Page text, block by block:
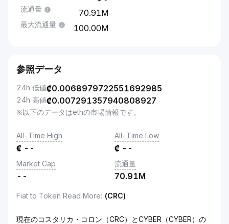
流通量 70.91M
最大流通量 100.00M
参照データ
24h 低値₡0.0068979722551692985
24h 高値₡0.007291357940808927
※以下のデータはethの市場情報です。
All-Time High
₡ --
All-Time Low
₡ --
Market Cap
--
流通量
70.91M
Fiat to Token Read More: (CRC)
現在のコスタリカ・コロン（CRC）とCYBER（CYBER）の